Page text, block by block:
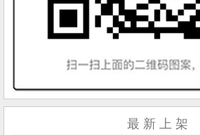
最 新 上 架